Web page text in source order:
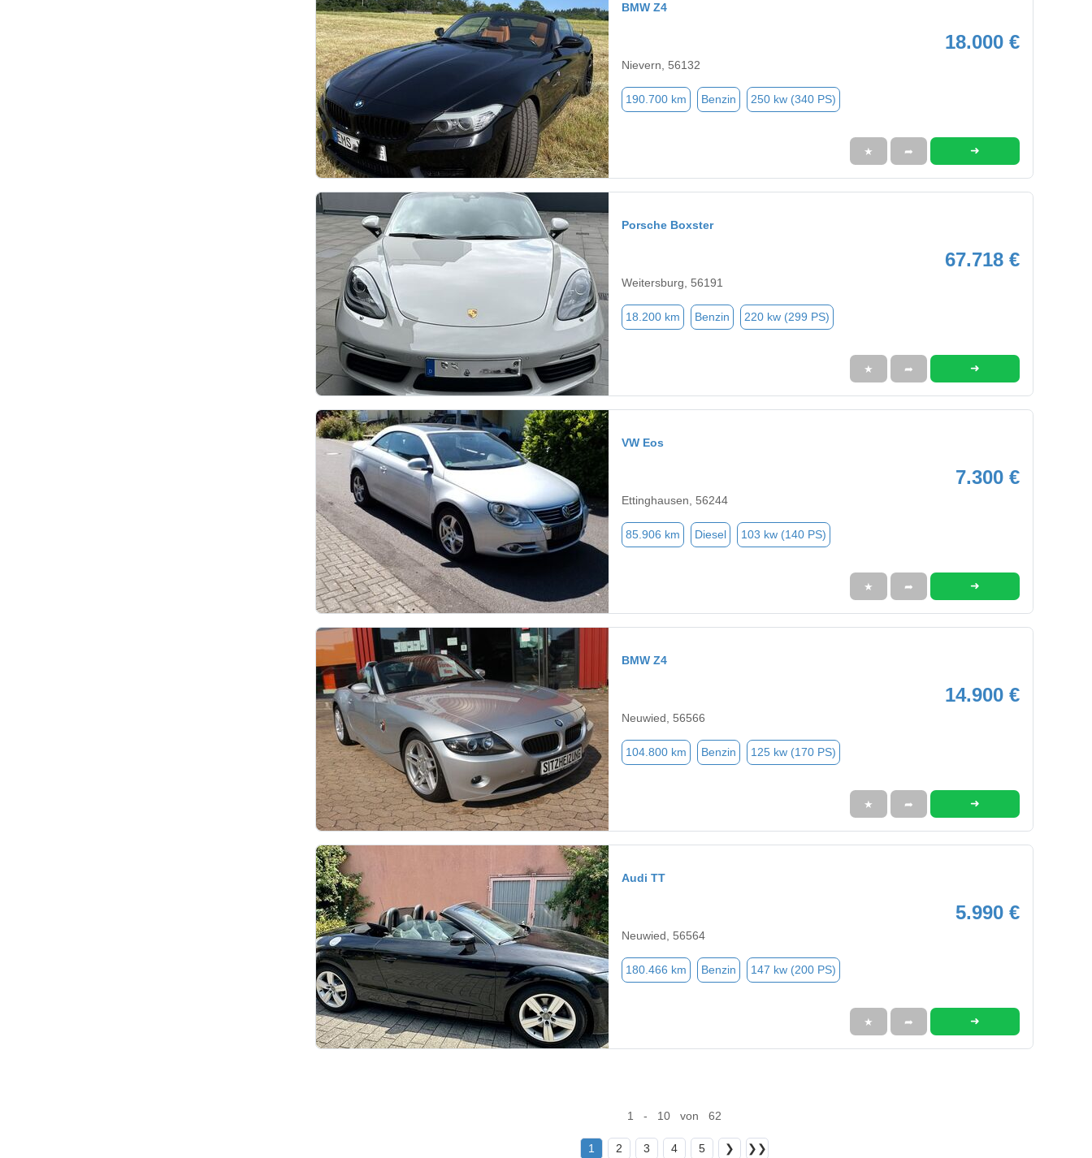
BMW Z4
18.000 €
Nievern, 56132
190.700 km Benzin 250 kw (340 PS)
★ ➦ ➜
Porsche Boxster
67.718 €
Weitersburg, 56191
18.200 km Benzin 220 kw (299 PS)
★ ➦ ➜
VW Eos
7.300 €
Ettinghausen, 56244
85.906 km Diesel 103 kw (140 PS)
★ ➦ ➜
BMW Z4
14.900 €
Neuwied, 56566
104.800 km Benzin 125 kw (170 PS)
★ ➦ ➜
Audi TT
5.990 €
Neuwied, 56564
180.466 km Benzin 147 kw (200 PS)
★ ➦ ➜
1 - 10 von 62
1 2 3 4 5 ❯ ❯❯